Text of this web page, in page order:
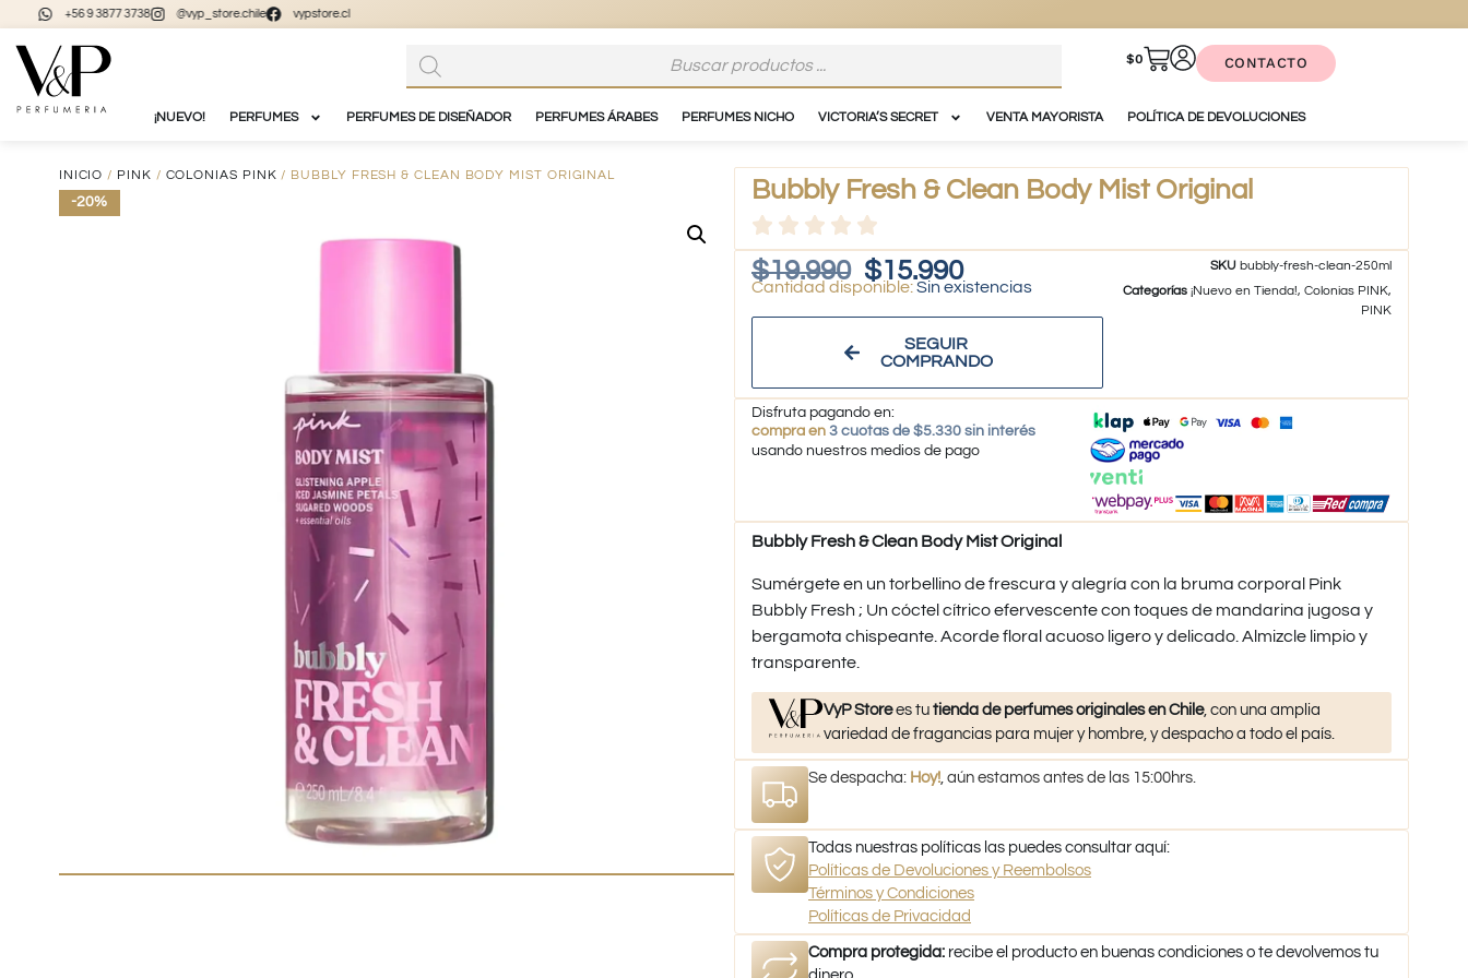
+56 9 3877 3738 @vyp_store.chile vypstore.cl
$0 CONTACTO
¡NUEVO! PERFUMES PERFUMES DE DISEÑADOR PERFUMES ÁRABES PERFUMES NICHO VICTORIA’S SECRET VENTA MAYORISTA POLÍTICA DE DEVOLUCIONES
INICIO / PINK / COLONIAS PINK / BUBBLY FRESH & CLEAN BODY MIST ORIGINAL
-20% Bubbly Fresh & Clean Body Mist Original
$19.990 $15.990
Sin existencias
SEGUIR
COMPRANDO
SKU bubbly-fresh-clean-250ml
Categorías ¡Nuevo en Tienda!,Colonias PINK,
PINK
Disfruta pagando en:
compra en 3 cuotas de $5.330 sin interés
usando nuestros medios de pago
Bubbly Fresh & Clean Body Mist Original
Sumérgete en un torbellino de frescura y alegría con la bruma corporal Pink
Bubbly Fresh ; Un cóctel cítrico efervescente con toques de mandarina jugosa y
bergamota chispeante. Acorde floral acuoso ligero y delicado. Almizcle limpio y
transparente.
VyP Storees tutienda de perfumes originales en Chile, con una amplia
variedad de fragancias para mujer y hombre, y despacho a todo el país.
Se despacha: Hoy! , aún estamos antes de las 15:00hrs.
Todas nuestras políticas las puedes consultar aquí:
Políticas de Devoluciones y Reembolsos
Términos y Condiciones
Políticas de Privacidad
Compra protegida: recibe el producto en buenas condiciones o te devolvemos tu